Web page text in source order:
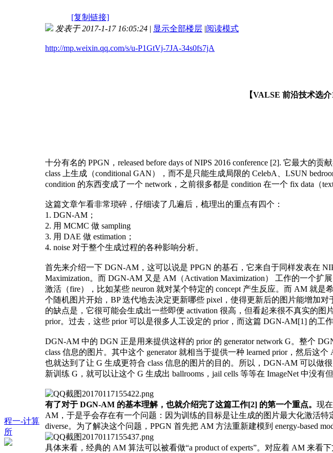
[复制链接]
程一-计算
所
发表于 2017-1-17 16:05:24 | 显示全部楼层 |阅读模式
http://mp.weixin.qq.com/s/u-P1GtVj-7JA-34s0fs7jA
【VALSE 前沿技术选
十分有名的 PPGN，released before days of NIPS 2016 conference [2]. 它最大
class 上生成（conditional GAN），而不是只能生成局限的 CelebA、LSUN
condition 的东西变成了一个 network，之前很多都是 condition 在一个 fix data（
这篇文章乍看非常琐碎，仔细读了几遍后，梳理出的重点有四个：
1. DGN-AM；
2. 用 MCMC 做 sampling
3. 用 DAE 做 estimation；
4. noise 对于整个生成过程的各种影响分析。
首先来介绍一下 DGN-AM，这可以说是 PPGN 的基石，它来自于同样发表在
Maximization。而 DGN-AM 又是 AM（Activation Maximization） 工作的一个
激活（fire），比如某些 neuron 就对某个特定的 concept 产生反应。而 AM 就
个随机图片开始，BP 迭代地去决定更新哪些 pixel，使得更新后的图片能增加
的缺点是，它很可能会生成出一些即便 activation 很高，但看起来很不真实的
prior。过去，这些 prior 可以是很多人工设定的 prior，而这篇 DGN-AM[1] 的工
DGN-AM 中的 DGN 正是用来提供这样的 prior 的 generator network G。整个
class 信息的图片。其中这个 generator 就相当于提供一种 learned prior，然后这
也就达到了让 G 生成更符合 class 信息的图片的目的。所以，DGN-AM 可以做
新训练 G，就可以让这个 G 生成出 ballrooms，jail cells 等等在 ImageNet 中没
有了对于 DGN-AM 的基本理解，也就介绍完了这篇工作[2] 的第一个重点。 现
AM，于是乎会存在有一个问题：因为训练的目标是让生成的图片最大化激活
diverse。为了解决这个问题，PPGN 首先把 AM 方法重新建模到 energy-based
具体来看，经典的 AM 算法可以被看做“a product of experts”。对应着 AM 来看